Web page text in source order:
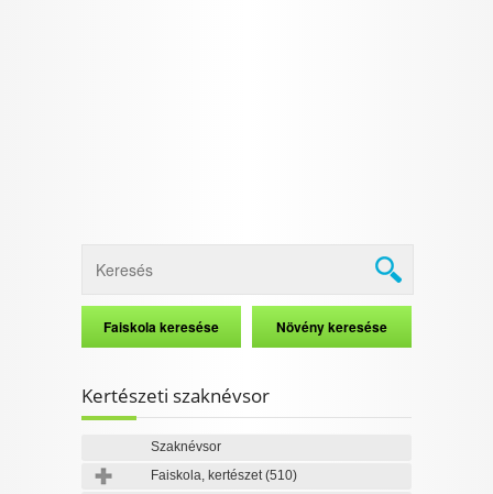
Kertészeti szaknévsor
Szaknévsor
Faiskola, kertészet(510)